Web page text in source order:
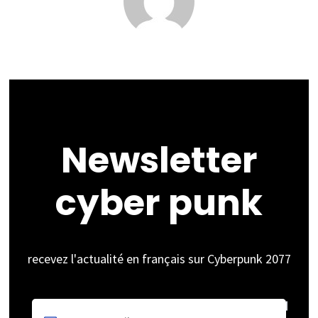
Newsletter
cyber punk
recevez l'actualité en français sur Cyberpunk 2077